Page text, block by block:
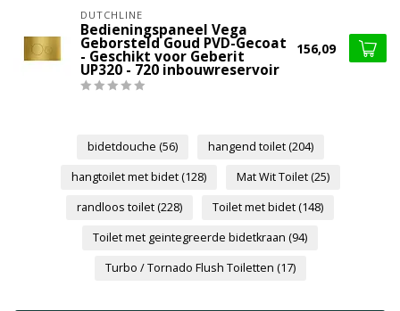
DUTCHLINE
Bedieningspaneel Vega
Geborsteld Goud PVD-Gecoat
- Geschikt voor Geberit
UP320 - 720 inbouwreservoir
156,09
bidetdouche (56) hangend toilet(204)
hangtoilet met bidet(128) Mat Wit Toilet(25)
randloos toilet(228) Toilet met bidet(148)
Toilet met geintegreerde bidetkraan (94)
Turbo / Tornado Flush Toiletten (17)